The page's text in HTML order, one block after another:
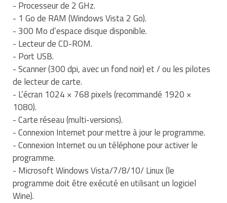
- Processeur de 2 GHz.
- 1 Go de RAM (Windows Vista 2 Go).
- 300 Mo d’espace disque disponible.
- Lecteur de CD-ROM.
- Port USB.
- Scanner (300 dpi, avec un fond noir) et / ou les pilotes
de lecteur de carte.
- L’écran 1024 × 768 pixels (recommandé 1920 ×
1080).
- Carte réseau (multi-versions).
- Connexion Internet pour mettre à jour le programme.
- Connexion Internet ou un téléphone pour activer le
programme.
- Microsoft Windows Vista/7/8/10/ Linux (le
programme doit être exécuté en utilisant un logiciel
Wine).